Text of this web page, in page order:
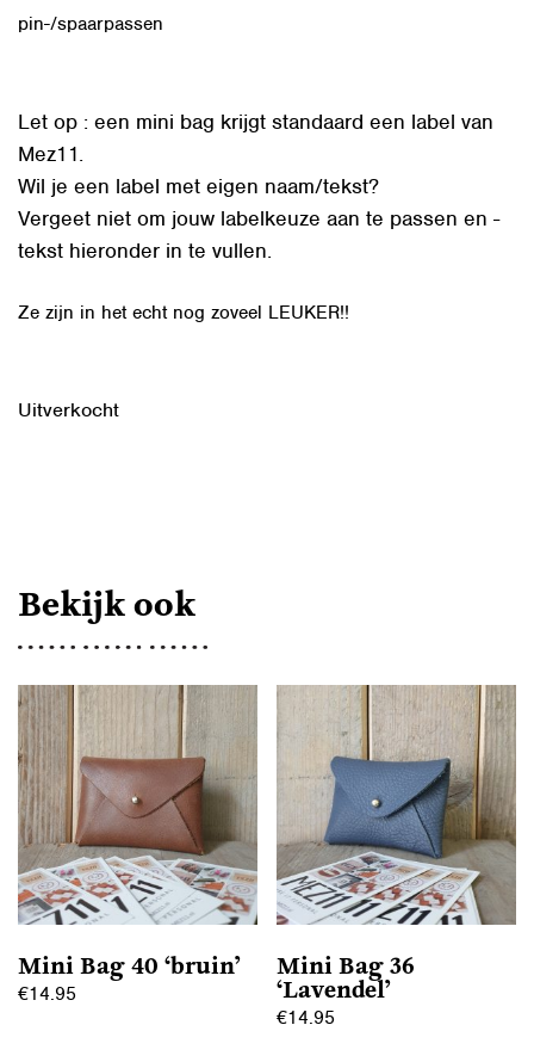
pin-/spaarpassen
Let op : een mini bag krijgt standaard een label van
Mez11.
Wil je een label met eigen naam/tekst?
Vergeet niet om jouw labelkeuze aan te passen en -
tekst hieronder in te vullen.
Ze zijn in het echt nog zoveel LEUKER!!
Uitverkocht
Bekijk ook
Mini Bag 40 ‘bruin’
€14.95
Mini Bag 36
‘Lavendel’
€14.95